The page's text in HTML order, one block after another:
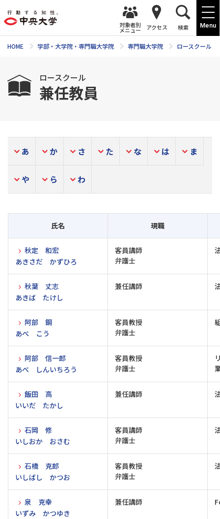
Menu
対象者別
メニュー アクセス 検索
HOME 学部・大学院・専門職大学院 専門職大学院 ロースクール
ロースクール
兼任教員
あ か さ た な は ま
や ら わ
氏名 現職
秋定 和宏
あきさだ かずひろ
客員講師
弁護士
秋葉 丈志
あきば たけし
兼任講師
阿部 鋼
あべ こう
客員教授
弁護士
阿部 信一郎
あべ しんいちろう
客員教授
弁護士
飯田 高
いいだ たかし
兼任講師
石岡 修
いしおか おさむ
客員講師
弁護士
石橋 克郎
いしばし かつお
客員教授
弁護士
泉 克幸
いずみ かつゆき
兼任講師